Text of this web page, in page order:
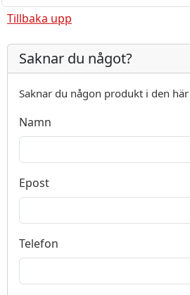
Tillbaka upp
Saknar du något?
Saknar du någon produkt i den
Namn
Epost
Telefon